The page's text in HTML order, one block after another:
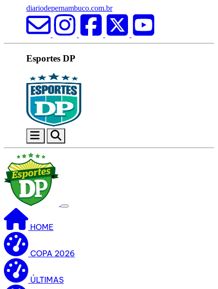
diariodepernambuco.com.br
Esportes DP
HOME
COPA 2026
ÚLTIMAS